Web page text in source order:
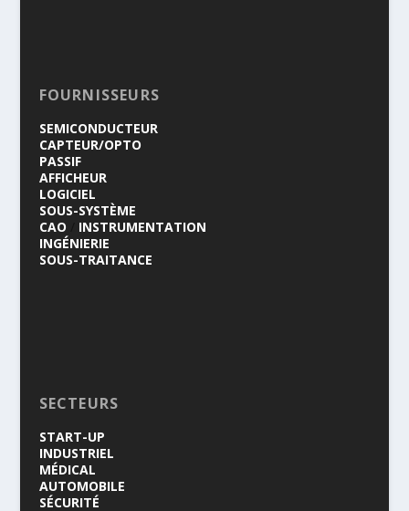
FOURNISSEURS
SEMICONDUCTEUR
CAPTEUR/OPTO
PASSIF
AFFICHEUR
LOGICIEL
SOUS-SYSTÈME
CAO
INSTRUMENTATION
INGÉNIERIE
SOUS-TRAITANCE
SECTEURS
START-UP
INDUSTRIEL
MÉDICAL
AUTOMOBILE
SÉCURITÉ